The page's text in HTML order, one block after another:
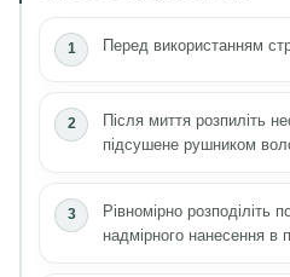
Перед використанням
Після миття розпиліть
підсушене рушником
Рівномірно розподіліть
надмірного нанесення в